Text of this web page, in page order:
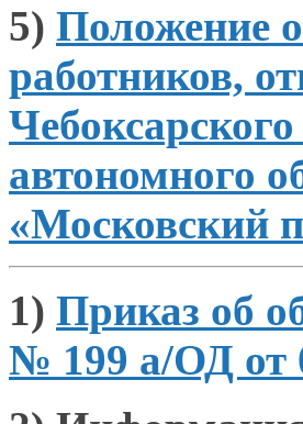
5) Положение
работников,
автономного
«Московский
1) Приказ об
№ 199 а/ОД от